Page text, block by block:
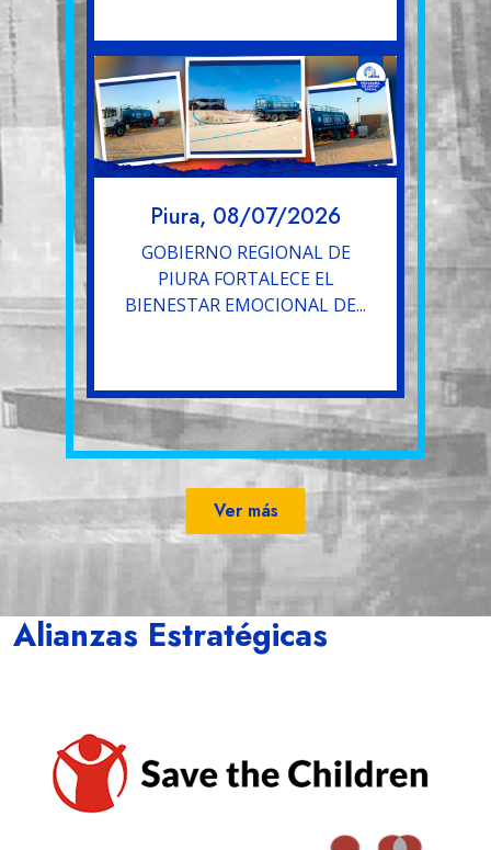
Piura, 08/07/2026
GOBIERNO REGIONAL DE
PIURA FORTALECE EL
BIENESTAR EMOCIONAL DE...
Ver más
Alianzas Estratégicas